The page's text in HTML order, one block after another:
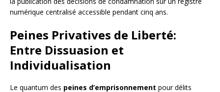
numérique centralisé accessible pendant cinq ans.
Peines Privatives de Liberté:
Entre Dissuasion et
Individualisation
Le quantum des peines d’emprisonnement pour délits